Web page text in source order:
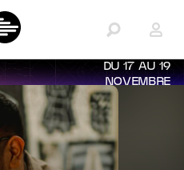
DU 17 AU 19
NOVEMBRE